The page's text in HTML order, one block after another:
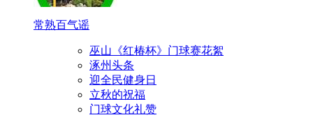
常熟百气谣
巫山《红椿杯》门球赛花絮
涿州头条
迎全民健身日
立秋的祝福
门球文化礼赞